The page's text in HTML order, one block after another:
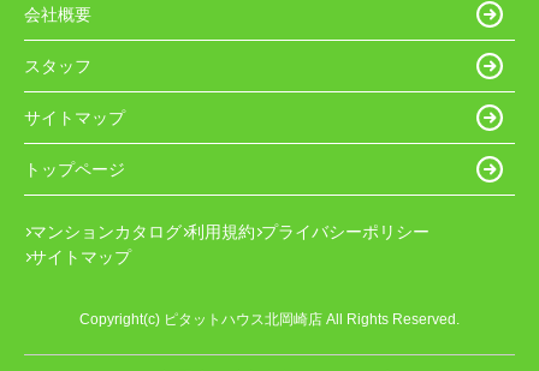
会社概要
スタッフ
サイトマップ
トップページ
マンションカタログ 利用規約 プライバシーポリシー
サイトマップ
Copyright(c) ピタットハウス北岡崎店 All Rights Reserved.